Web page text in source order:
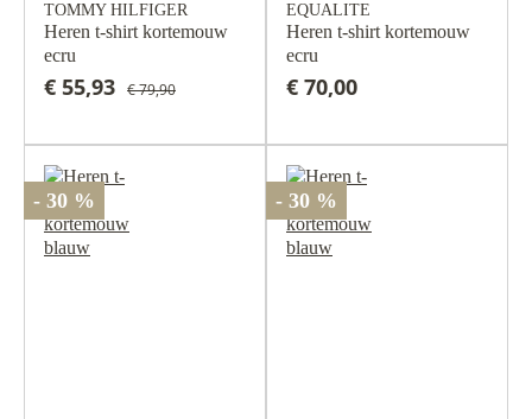
TOMMY HILFIGER
Heren t-shirt kortemouw
ecru
€ 55,93 € 79,90
EQUALITE
Heren t-shirt kortemouw
ecru
€ 70,00
- 30 % - 30 %